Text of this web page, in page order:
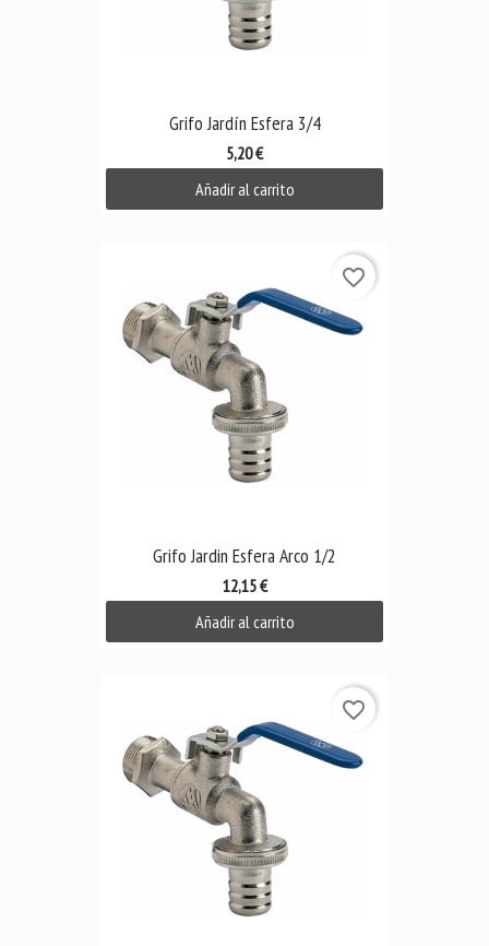
Grifo Jardín Esfera 3/4
5,20 €
Añadir al carrito
Grifo Jardin Esfera Arco 1/2
12,15 €
Añadir al carrito
favorite_border
favorite_border